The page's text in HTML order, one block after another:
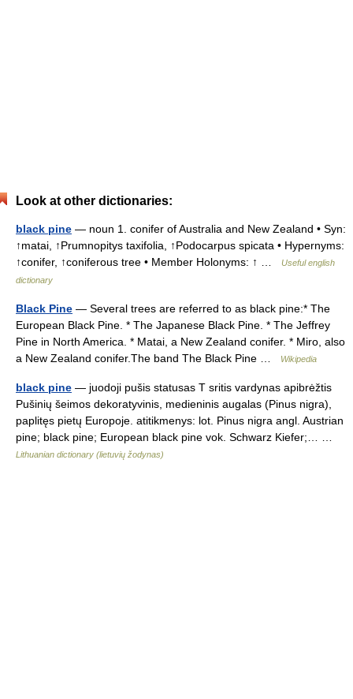
Look at other dictionaries:
black pine — noun 1. conifer of Australia and New Zealand • Syn:
↑matai, ↑Prumnopitys taxifolia, ↑Podocarpus spicata • Hypernyms:
↑conifer, ↑coniferous tree • Member Holonyms: ↑ …
Useful english
dictionary
Black Pine — Several trees are referred to as black pine:* The
European Black Pine. * The Japanese Black Pine. * The Jeffrey
Pine in North America. * Matai, a New Zealand conifer. * Miro, also
a New Zealand conifer.The band The Black Pine …
Wikipedia
black pine — juodoji pušis statusas T sritis vardynas apibrėžtis
Pušinių šeimos dekoratyvinis, medieninis augalas (Pinus nigra),
paplitęs pietų Europoje. atitikmenys: lot. Pinus nigra angl. Austrian
pine; black pine; European black pine vok. Schwarz Kiefer;… …
Lithuanian dictionary (lietuvių žodynas)